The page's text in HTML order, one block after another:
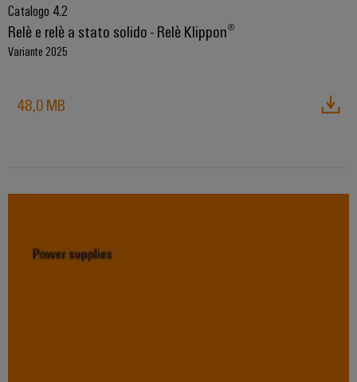
Catalogo 4.2
Relè e relè a stato solido - Relè Klippon®
Variante 2025
48,0 MB